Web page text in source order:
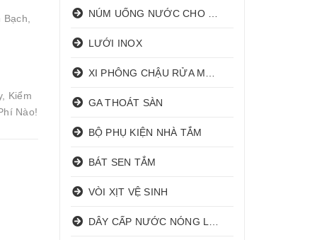
Kiểm
Nào!
LƯỚI INOX
GA THOÁT SÀN
BỘ PHỤ KIỆN NHÀ TẮM
BÁT SEN TẮM
VÒI XỊT VỆ SINH